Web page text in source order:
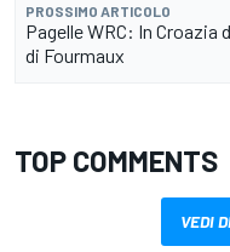
PROSSIMO ARTICOLO
Pagelle WRC: In
di Fourmaux
TOP COMMENTS
VEDI